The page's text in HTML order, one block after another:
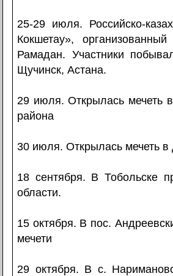
25-29 июля. Российско-
Кокшетау»,
Рамадан. Участники
Щучинск, Астана.
29 июля. Открылась мечеть
района
30 июля. Открылась мечеть в
18 сентября. В Тобольске
области.
15 октября. В пос.
мечети
29 октября. В с.